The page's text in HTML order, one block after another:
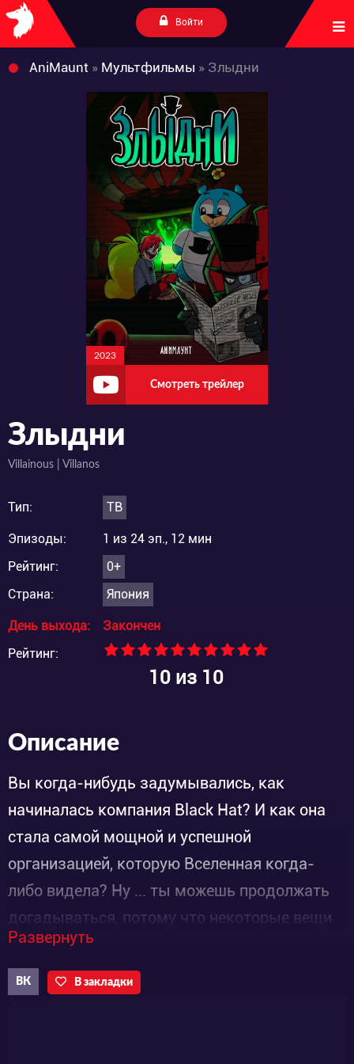
Войти
AniMaunt » Мультфильмы » Злыдни
2023
Смотреть трейлер
Злыдни
Villainous | Villanos
Тип: ТВ
Эпизоды:
1 из 24 эп., 12 мин
Рейтинг:
0+
Страна:
Япония
День выхода:
Закончен
Рейтинг:
10из 10
Описание
Вы когда-нибудь задумывались, как
начиналась компания Black Hat? И как она
стала самой мощной и успешной
организацией, которую Вселенная когда-
либо видела? Ну ... ты можешь продолжать
догадываться, потому что некоторые вещи
не предназначены для того, чтобы знать
смертных, если только ты не хочешь
оказаться на шесть футов ниже или хуже ...
Развернуть
ВК В закладки